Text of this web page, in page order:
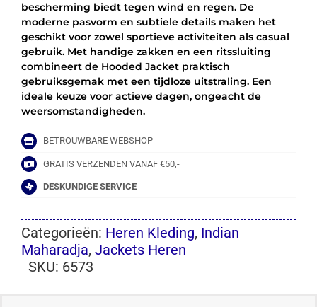
bescherming biedt tegen wind en regen. De
moderne pasvorm en subtiele details maken het
geschikt voor zowel sportieve activiteiten als casual
gebruik. Met handige zakken en een ritssluiting
combineert de Hooded Jacket praktisch
gebruiksgemak met een tijdloze uitstraling. Een
ideale keuze voor actieve dagen, ongeacht de
weersomstandigheden.
BETROUWBARE WEBSHOP
GRATIS VERZENDEN VANAF €50,-
DESKUNDIGE SERVICE
Categorieën: Heren Kleding, Indian
Maharadja, Jackets Heren
SKU: 6573